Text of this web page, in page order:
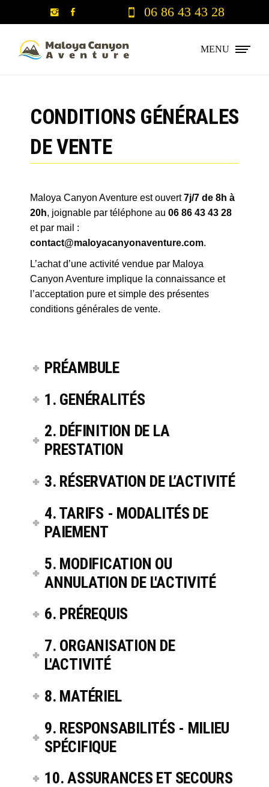
06 86 43 43 28
MENU
CONDITIONS GÉNÉRALES
DE VENTE
Maloya Canyon Aventure est ouvert7j/7 de 8h à
20h, joignable par téléphone au 06 86 43 43 28
et par mail :
contact@maloyacanyonaventure.com.
L’achat d’une activité vendue par Maloya
Canyon Aventure implique la connaissance et
l’acceptation pure et simple des présentes
conditions générales de vente.
PRÉAMBULE
1. GENÉRALITÉS
2. DÉFINITION DE LA
PRESTATION
3. RÉSERVATION DE L’ACTIVITÉ
4. TARIFS - MODALITÉS DE
PAIEMENT
5. MODIFICATION OU
ANNULATION DE L'ACTIVITÉ
6. PRÉREQUIS
7. ORGANISATION DE
L'ACTIVITÉ
8. MATÉRIEL
9. RESPONSABILITÉS - MILIEU
SPÉCIFIQUE
10. ASSURANCES ET SECOURS